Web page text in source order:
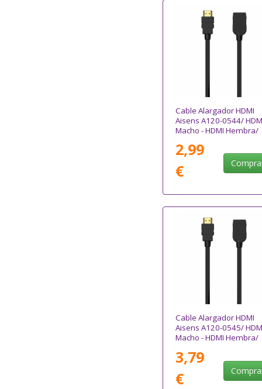
Cable Alargador HDMI
Aisens A120-0544/
Macho - HDMI Hembra/
1m/ Negro
2,99
€
Cable Alargador HDMI
Aisens A120-0545/
Macho - HDMI Hembra/
2m/ Negro
3,79
€